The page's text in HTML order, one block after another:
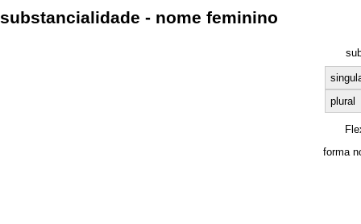
substancialidade - nome feminino
plural
forma